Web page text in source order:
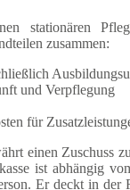
stationären
zusammen:
und Verpflegung
für
einen Zuschuss
ist abhängig
Er deckt in der